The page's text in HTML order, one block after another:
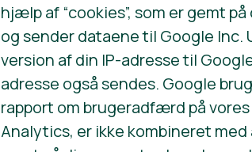
hjælp af “cookies”, som er gemt
og sender dataene til Google
version af din IP-adresse til
adresse også sendes. Google
rapport om brugeradfærd på
Analytics, er ikke kombineret